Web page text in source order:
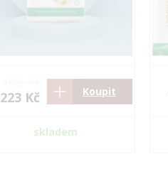
Kč Koupit
skladem